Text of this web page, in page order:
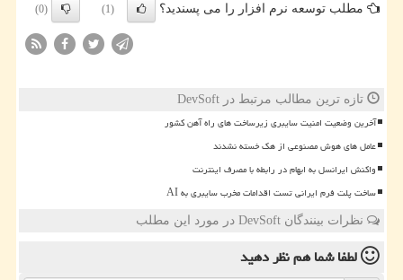
مطلب توسعه نرم افزار را می پسندید؟ (1)
(0)
تازه ترین مطالب مرتبط در DevSoft
آخرین وضعیت امنیت سایبری زیرساخت های راه آهن کشور
عامل های هوش مصنوعی از هک خسته نشدند
واکنش ایرانسل به ابهام در رابطه با مصرف اینترنت
ساخت پلت فرم ایرانی تست اقدامات مخرب سایبری به AI
نظرات بینندگان DevSoft در مورد این مطلب
لطفا شما همنظر دهید